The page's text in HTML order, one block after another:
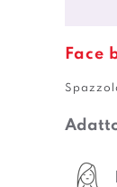
Face